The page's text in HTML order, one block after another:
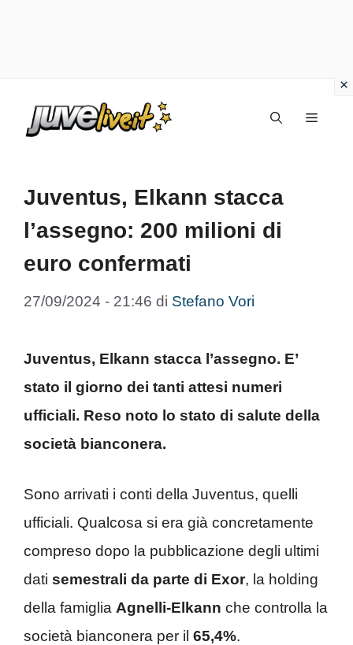
Menu
Juventus, Elkann stacca
l’assegno: 200 milioni di
euro confermati
27/09/2024 - 21:46 di Stefano Vori
Juventus, Elkann stacca l’assegno. E’
stato il giorno dei tanti attesi numeri
ufficiali. Reso noto lo stato di salute della
società bianconera.
Sono arrivati i conti della Juventus, quelli
ufficiali. Qualcosa si era già concretamente
compreso dopo la pubblicazione degli ultimi
dati semestrali da parte di Exor, la holding
della famiglia Agnelli-Elkann che controlla la
società bianconera per il 65,4%.